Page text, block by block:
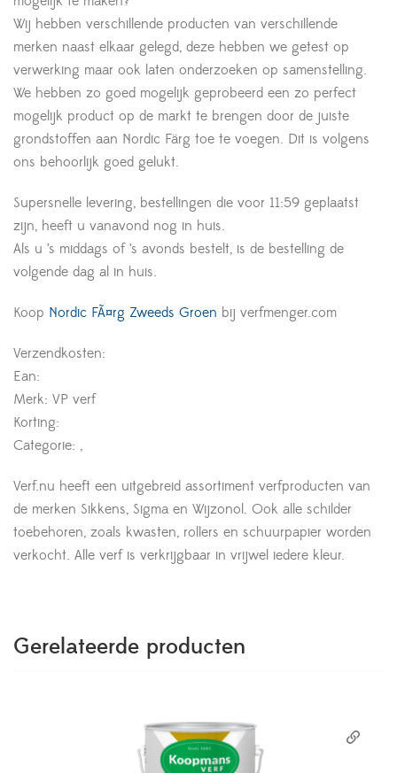
Wij hebben verschillende producten van verschillende
merken naast elkaar gelegd, deze hebben we getest op
verwerking maar ook laten onderzoeken op samenstelling.
We hebben zo goed mogelijk geprobeerd een zo perfect
mogelijk product op de markt te brengen door de juiste
grondstoffen aan Nordic Färg toe te voegen. Dit is volgens
ons behoorlijk goed gelukt.
Supersnelle levering, bestellingen die voor 11:59 geplaatst
zijn, heeft u vanavond nog in huis.
Als u ’s middags of ’s avonds bestelt, is de bestelling de
volgende dag al in huis.
Koop Nordic FÃ¤rg Zweeds Groen bij verfmenger.com
Verzendkosten:
Ean:
Merk: VP verf
Korting:
Categorie: ,
Verf.nu heeft een uitgebreid assortiment verfproducten van
de merken Sikkens, Sigma en Wijzonol. Ook alle schilder
toebehoren, zoals kwasten, rollers en schuurpapier worden
verkocht. Alle verf is verkrijgbaar in vrijwel iedere kleur.
Gerelateerde producten